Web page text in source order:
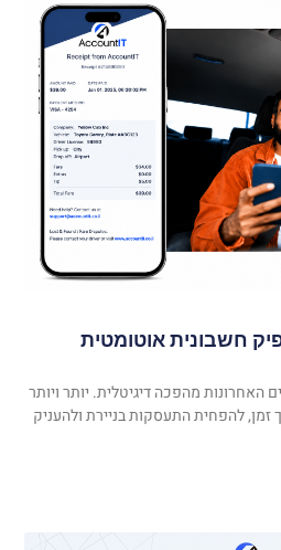
חשבונית אוטומטית
האחרונות מהפכה דיגיטלית. יותר ויותר
זמן, להפחית התעסקות בניירת ולהעניק